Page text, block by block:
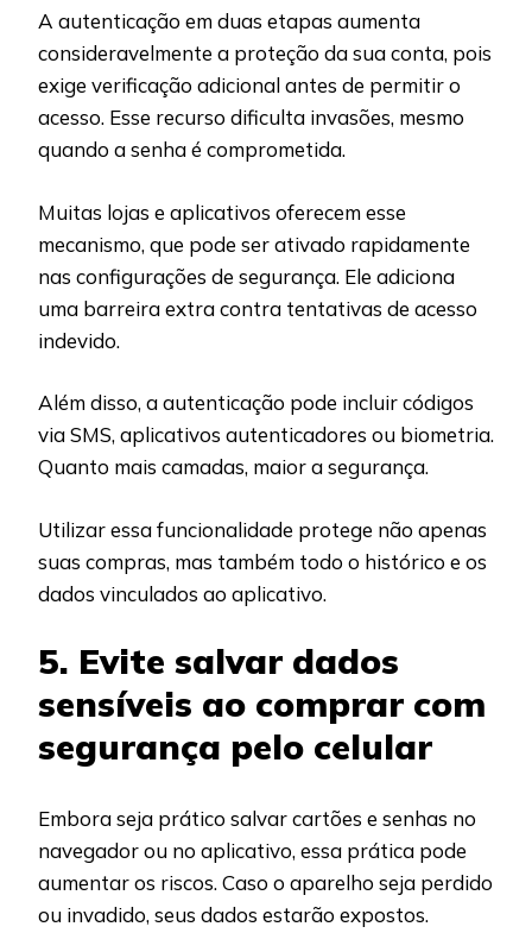
A autenticação em duas etapas aumenta
consideravelmente a proteção da sua conta, pois
exige verificação adicional antes de permitir o
acesso. Esse recurso dificulta invasões, mesmo
quando a senha é comprometida.
Muitas lojas e aplicativos oferecem esse
mecanismo, que pode ser ativado rapidamente
nas configurações de segurança. Ele adiciona
uma barreira extra contra tentativas de acesso
indevido.
Além disso, a autenticação pode incluir códigos
via SMS, aplicativos autenticadores ou biometria.
Quanto mais camadas, maior a segurança.
Utilizar essa funcionalidade protege não apenas
suas compras, mas também todo o histórico e os
dados vinculados ao aplicativo.
5. Evite salvar dados
sensíveis ao comprar com
segurança pelo celular
Embora seja prático salvar cartões e senhas no
navegador ou no aplicativo, essa prática pode
aumentar os riscos. Caso o aparelho seja perdido
ou invadido, seus dados estarão expostos.